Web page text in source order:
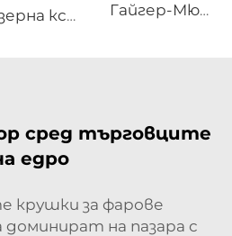
Лазерна ксенонова лампа L1530-8×45×100 mm Гайгер-Мюлер M4011
сред търговците
едро
крушки за фарове
на пазара с